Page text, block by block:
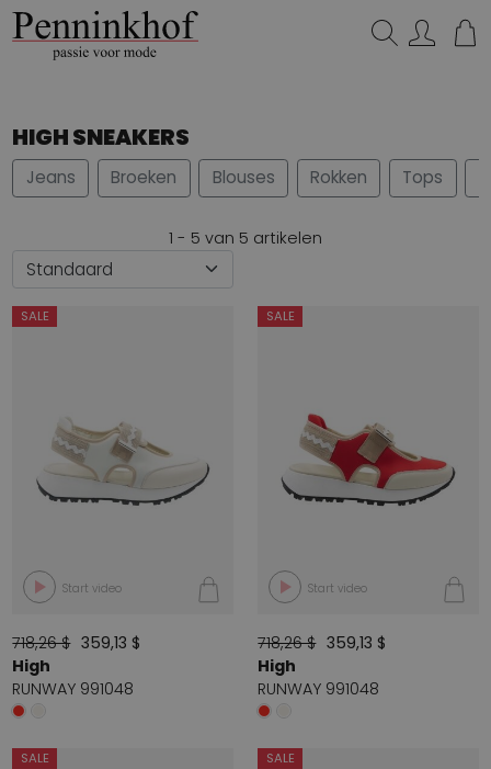
HIGH SNEAKERS
Jeans Broeken Blouses Rokken Tops
1 - 5 van 5 artikelen
SALE
Start video
718,26 $ 359,13 $
High
RUNWAY 991048
SALE
Start video
718,26 $ 359,13 $
High
RUNWAY 991048
SALE SALE